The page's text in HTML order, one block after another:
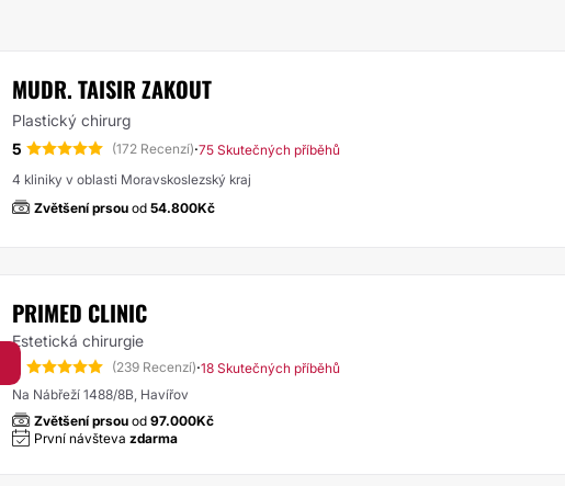
MUDR. TAISIR ZAKOUT
Plastický chirurg
5
(172 Recenzí)·75 Skutečných příběhů
4 kliniky v oblasti Moravskoslezský kraj
Zvětšení prsou od 54.800Kč
PRIMED CLINIC
Estetická chirurgie
(239 Recenzí)·18 Skutečných příběhů
Na Nábřeží 1488/8B, Havířov
Zvětšení prsou od 97.000Kč
První návšteva zdarma